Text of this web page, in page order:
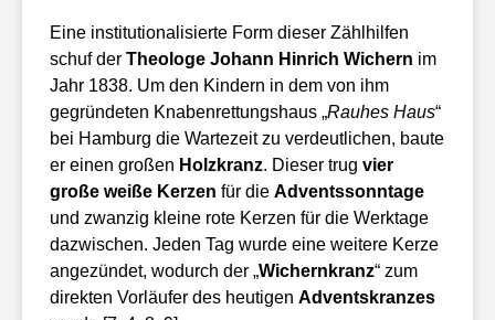
Eine institutionalisierte Form dieser Zählhilfen
schuf der Theologe Johann Hinrich Wichern im
Jahr 1838. Um den Kindern in dem von ihm
gegründeten Knabenrettungshaus „Rauhes Haus“
bei Hamburg die Wartezeit zu verdeutlichen, baute
er einen großen Holzkranz. Dieser trug vier
große weiße Kerzen für die Adventssonntage
und zwanzig kleine rote Kerzen für die Werktage
dazwischen. Jeden Tag wurde eine weitere Kerze
angezündet, wodurch der „Wichernkranz“ zum
direkten Vorläufer des heutigen Adventskranzes